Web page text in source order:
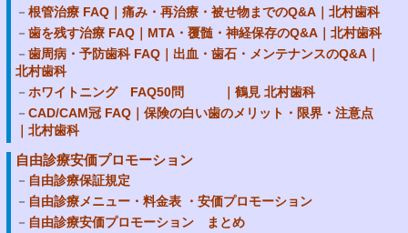
根管治療 FAQ｜痛み・再治療・被せ物までのQ&A｜北村歯科
歯を残す治療 FAQ｜MTA・覆髄・神経保存のQ&A｜北村歯科
歯周病・予防歯科 FAQ｜出血・歯石・メンテナンスのQ&A｜
北村歯科
ホワイトニング FAQ50問 ｜鶴見 北村歯科
CAD/CAM冠 FAQ｜保険の白い歯のメリット・限界・注意点
｜北村歯科
自由診療安価プロモーション
自由診療保証規定
自由診療メニュー・料金表 ・安価プロモーション
自由診療安価プロモーション まとめ